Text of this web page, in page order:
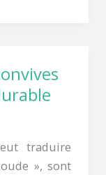
traduire
», sont